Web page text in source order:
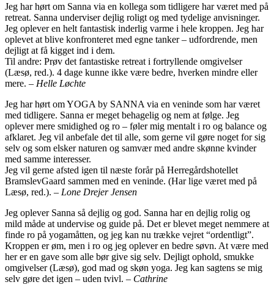
Jeg har hørt om Sanna via en kollega som tidligere har været med på
retreat. Sanna underviser dejlig roligt og med tydelige anvisninger.
Jeg oplever en helt fantastisk inderlig varme i hele kroppen. Jeg har
oplevet at blive konfronteret med egne tanker – udfordrende, men
dejligt at få kigget ind i dem.
Til andre: Prøv det fantastiske retreat i fortryllende omgivelser
(Læsø, red.). 4 dage kunne ikke være bedre, hverken mindre eller
mere. – Helle Løchte
Jeg har hørt om YOGA by SANNA via en veninde som har været
med tidligere. Sanna er meget behagelig og nem at følge. Jeg
oplever mere smidighed og ro – føler mig mentalt i ro og balance og
afklaret. Jeg vil anbefale det til alle, som gerne vil gøre noget for sig
selv og som elsker naturen og samvær med andre skønne kvinder
med samme interesser.
Jeg vil gerne afsted igen til næste forår på Herregårdshotellet
BramslevGaard sammen med en veninde. (Har lige været med på
Læsø, red.). – Lone Drejer Jensen
Jeg oplever Sanna så dejlig og god. Sanna har en dejlig rolig og
mild måde at undervise og guide på. Det er blevet meget nemmere at
finde ro på yogamåtten, og jeg kan nu trække vejret “ordentligt”.
Kroppen er øm, men i ro og jeg oplever en bedre søvn. At være med
her er en gave som alle bør give sig selv. Dejligt ophold, smukke
omgivelser (Læsø), god mad og skøn yoga. Jeg kan sagtens se mig
selv gøre det igen – uden tvivl. – Cathrine